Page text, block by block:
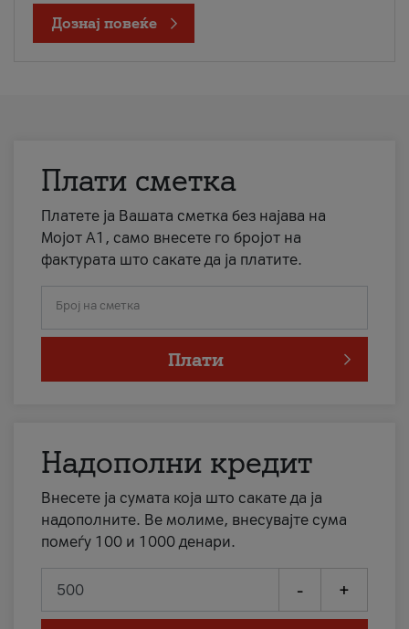
Дознај повеќе
Плати сметка
Платете ја Вашата сметка без најава на
Мојот А1, само внесете го бројот на
фактурата што сакате да ја платите.
Број на сметка
Плати
Надополни кредит
Внесете ја сумата која што сакате да ја
надополните. Ве молиме, внесувајте сума
помеѓу 100 и 1000 денари.
- +